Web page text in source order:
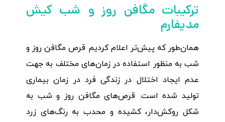
ترکیبات مگافن روز و شب کیش
مدیفارم
همان‌طور که پیش‌تر اعلام کردیم قرص مگافن روز و
شب به منظور استفاده در زمان‌های مختلف به جهت
عدم ایجاد اختلال در زندگی فرد در زمان بیماری‌
تولید شده است. قرص‌های مگافن روز و شب به
شکل روکش‌دار، کشیده و محدب به رنگ‌های زرد